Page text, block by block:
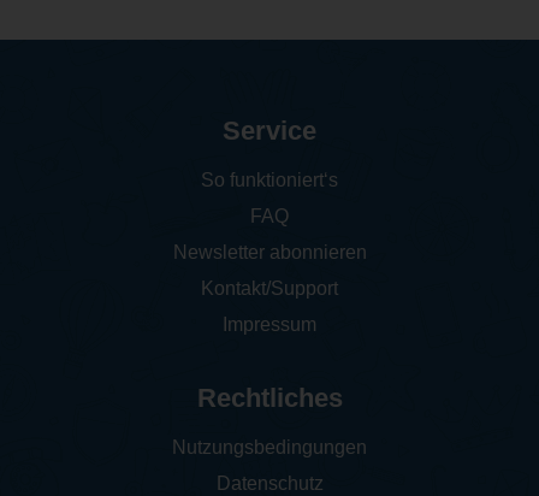
Service
So funktioniert‘s
FAQ
Newsletter abonnieren
Kontakt/Support
Impressum
Rechtliches
Nutzungsbedingungen
Datenschutz